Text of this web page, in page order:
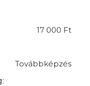
17 000 Ft
Továbbképzés